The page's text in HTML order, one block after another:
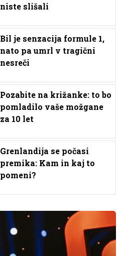
niste slišali
Bil je senzacija formule 1,
nato pa umrl v tragični
nesreči
Pozabite na križanke: to bo
pomladilo vaše možgane
za 10 let
Grenlandija se počasi
premika: Kam in kaj to
pomeni?